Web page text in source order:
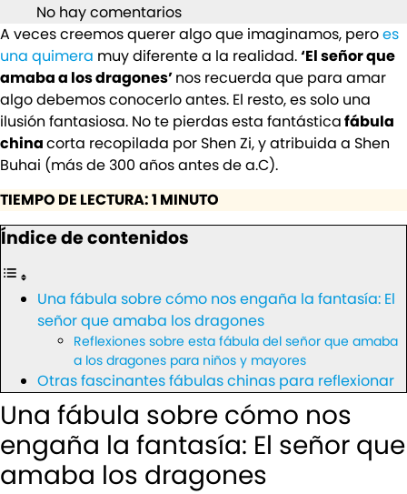
No hay comentarios
A veces creemos querer algo que imaginamos, peroes
una quimera muy diferente a la realidad.‘El señor que
amaba a los dragones’nos recuerda que para amar
algo debemos conocerlo antes. El resto, es solo una
ilusión fantasiosa. No te pierdas esta fantásticafábula
chinacorta recopilada por Shen Zi, y atribuida a Shen
Buhai (más de 300 años antes de a.C).
TIEMPO DE LECTURA: 1 MINUTO
Índice de contenidos
Una fábula sobre cómo nos engaña la fantasía: El
señor que amaba los dragones
Reflexiones sobre esta fábula del señor que amaba
a los dragones para niños y mayores
Otras fascinantes fábulas chinas para reflexionar
Una fábula sobre cómo nos
engaña la fantasía: El señor que
amaba los dragones